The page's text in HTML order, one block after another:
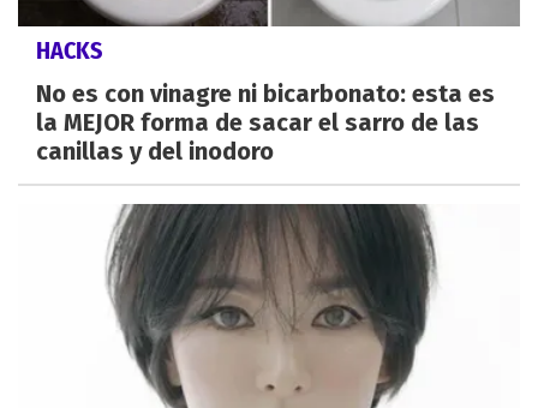
HACKS
No es con vinagre ni bicarbonato: esta es
la MEJOR forma de sacar el sarro de las
canillas y del inodoro